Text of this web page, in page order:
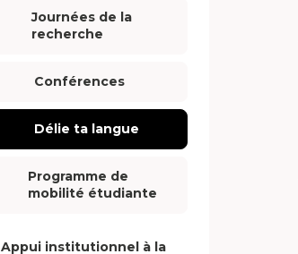
Journées de la
recherche
Conférences
Délie ta langue
Programme de
mobilité étudiante
Appui institutionnel à la